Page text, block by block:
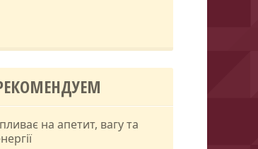
на апетит, вагу та